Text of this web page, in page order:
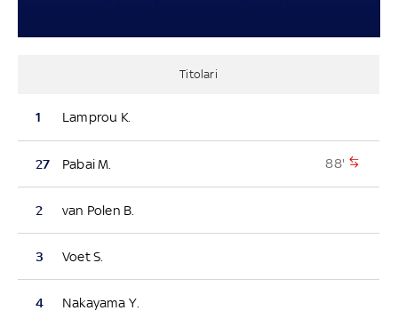
Titolari
1 Lamprou K.
27 Pabai M. 88'
2 van Polen B.
3 Voet S.
4 Nakayama Y.